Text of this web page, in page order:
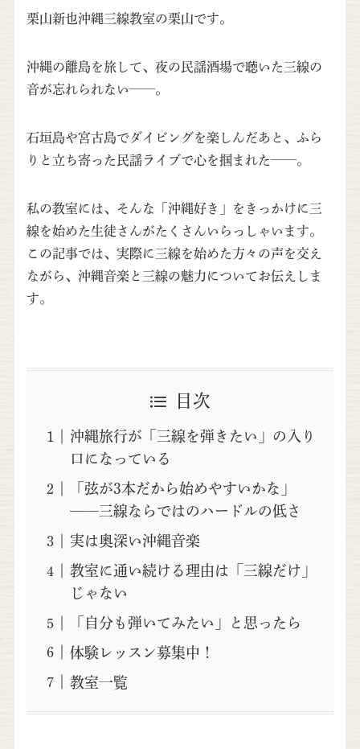
栗山新也沖縄三線教室の栗山です。
沖縄の離島を旅して、夜の民謡酒場で聴いた三線の
音が忘れられない——。
石垣島や宮古島でダイビングを楽しんだあと、ふら
りと立ち寄った民謡ライブで心を掴まれた——。
私の教室には、そんな「沖縄好き」をきっかけに三
線を始めた生徒さんがたくさんいらっしゃいます。
この記事では、実際に三線を始めた方々の声を交え
ながら、沖縄音楽と三線の魅力についてお伝えしま
す。
目次
沖縄旅行が「三線を弾きたい」の入り
口になっている
「弦が3本だから始めやすいかな」
——三線ならではのハードルの低さ
実は奥深い沖縄音楽
教室に通い続ける理由は「三線だけ」
じゃない
「自分も弾いてみたい」と思ったら
体験レッスン募集中！
教室一覧